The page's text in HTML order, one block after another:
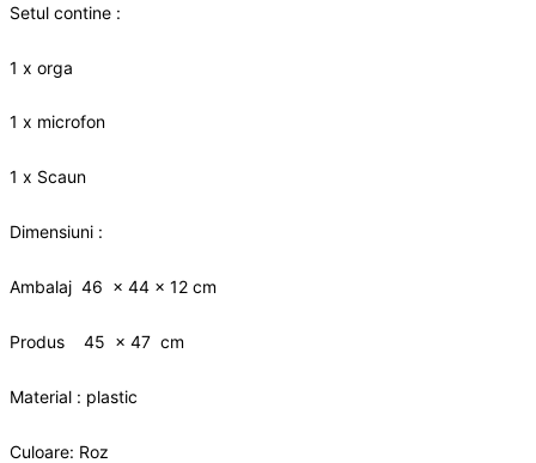
Setul contine :
1 x orga
1 x microfon
1 x Scaun
Dimensiuni :
Ambalaj 46 x 44 x 12 cm
Produs 45 x 47 cm
Material : plastic
Culoare: Roz